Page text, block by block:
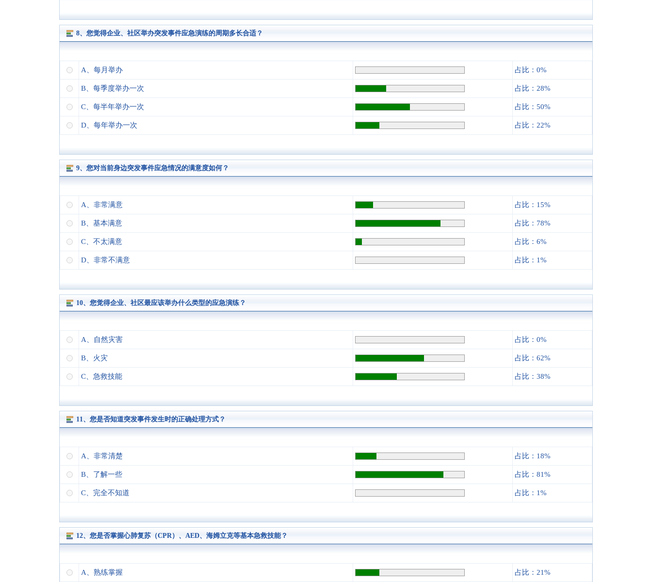
8、您觉得企业、社区举办突发事件应急演练的周期多长合适？
A、每月举办 占比：0%
B、每季度举办一次 占比：28%
C、每半年举办一次 占比：50%
D、每年举办一次 占比：22%
9、您对当前身边突发事件应急情况的满意度如何？
A、非常满意 占比：15%
B、基本满意 占比：78%
C、不太满意 占比：6%
D、非常不满意 占比：1%
10、您觉得企业、社区最应该举办什么类型的应急演练？
A、自然灾害 占比：0%
B、火灾 占比：62%
C、急救技能 占比：38%
11、您是否知道突发事件发生时的正确处理方式？
A、非常清楚 占比：18%
B、了解一些 占比：81%
C、完全不知道 占比：1%
12、您是否掌握心肺复苏（CPR）、AED、海姆立克等基本急救技能？
A、熟练掌握 占比：21%